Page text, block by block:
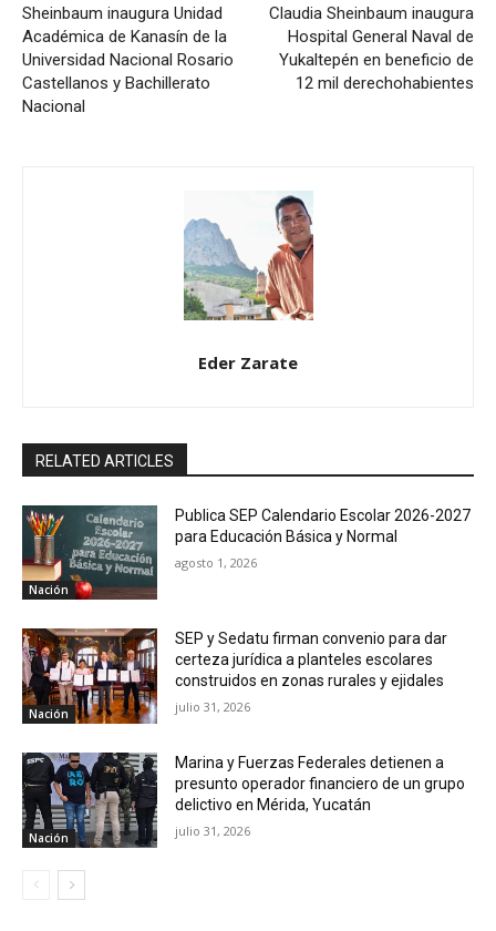
Sheinbaum inaugura Unidad
Académica de Kanasín de la
Universidad Nacional Rosario
Castellanos y Bachillerato
Nacional
Claudia Sheinbaum inaugura
Hospital General Naval de
Yukaltepén en beneficio de
12 mil derechohabientes
Eder Zarate
RELATED ARTICLES
Nación
Publica SEP Calendario Escolar 2026-2027
para Educación Básica y Normal
agosto 1, 2026
Nación
SEP y Sedatu firman convenio para dar
certeza jurídica a planteles escolares
construidos en zonas rurales y ejidales
julio 31, 2026
Nación
Marina y Fuerzas Federales detienen a
presunto operador financiero de un grupo
delictivo en Mérida, Yucatán
julio 31, 2026